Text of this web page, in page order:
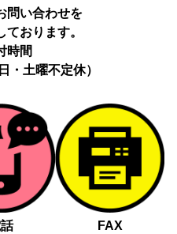
問い合わせを
おります。
時間
・土曜不定休）
FAX